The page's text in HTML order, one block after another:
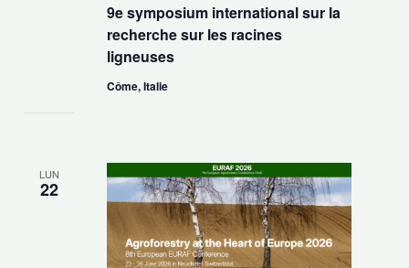
9e symposium international sur la
recherche sur les racines
ligneuses
Côme, Italie
LUN
22